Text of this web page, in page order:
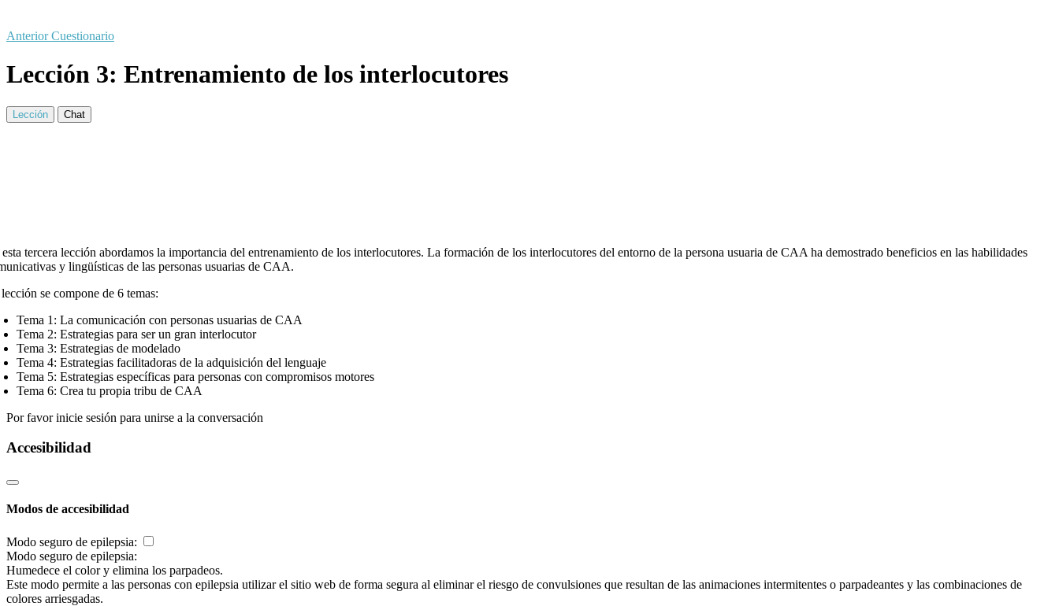
Anterior Cuestionario
Lección 3: Entrenamiento de los interlocutores
Lección Chat
tercera lección abordamos la importancia del entrenamiento de los interlocutores. La formación de los interlocutores del entorno de la persona usuaria de CAA ha demostrado beneficios en las habilidades
y lingüísticas de las personas usuarias de CAA.
se compone de 6 temas:
Tema 1: La comunicación con personas usuarias de CAA
Tema 2: Estrategias para ser un gran interlocutor
Tema 3: Estrategias de modelado
Tema 4: Estrategias facilitadoras de la adquisición del lenguaje
Tema 5: Estrategias específicas para personas con compromisos motores
Tema 6: Crea tu propia tribu de CAA
Por favor inicie sesión para unirse a la conversación
Accesibilidad
Modos de accesibilidad
Modo seguro de epilepsia:
Modo seguro de epilepsia:
Humedece el color y elimina los parpadeos.
Este modo permite a las personas con epilepsia utilizar el sitio web de forma segura al eliminar el riesgo de convulsiones que resultan de las animaciones intermitentes o parpadeantes y las combinaciones de
colores arriesgadas.